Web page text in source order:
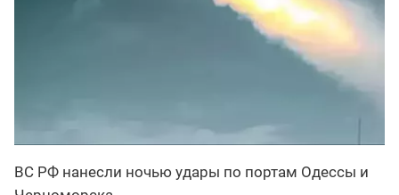
ВС РФ нанесли ночью удары по портам Одессы и